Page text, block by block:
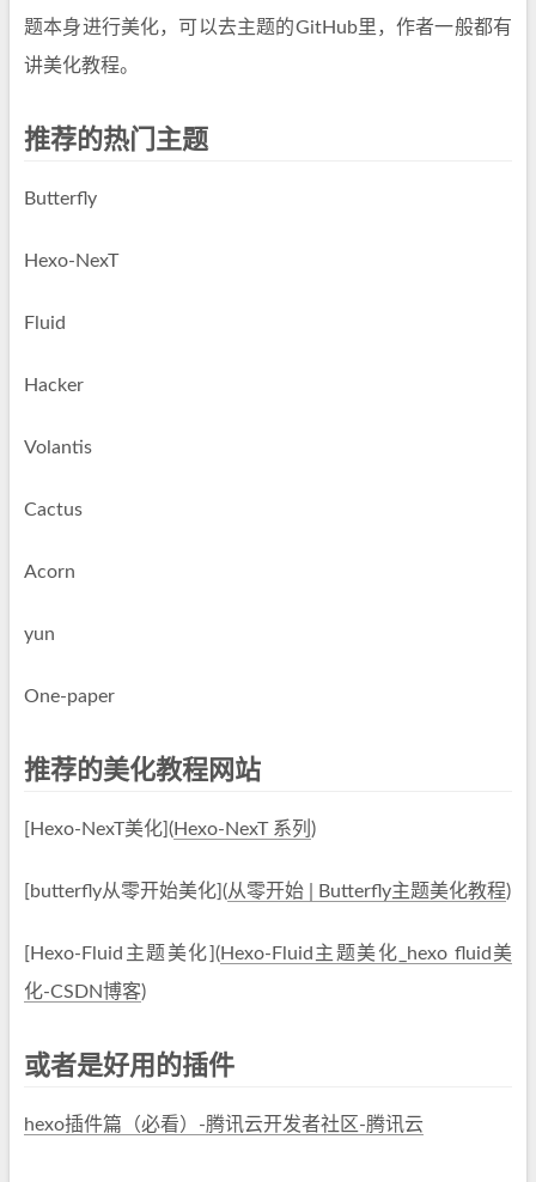
题本身进行美化，可以去主题的GitHub里，作者一般都有
讲美化教程。
推荐的热门主题
Butterfly
Hexo-NexT
Fluid
Hacker
Volantis
Cactus
Acorn
yun
One-paper
推荐的美化教程网站
[Hexo-NexT美化](Hexo-NexT 系列 )
[butterfly从零开始美化](从零开始 | Butterfly主题美化教程)
[Hexo-Fluid主题美化](Hexo-Fluid主题美化_hexo fluid美
化-CSDN博客)
或者是好用的插件
hexo插件篇（必看）-腾讯云开发者社区-腾讯云